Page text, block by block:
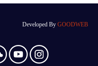
Developed By GOODWEB